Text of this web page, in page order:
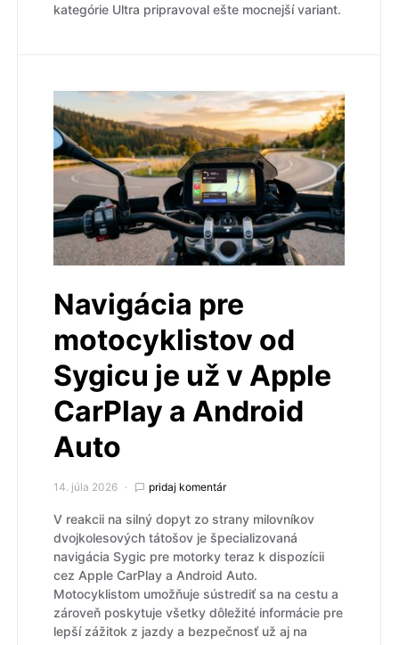
kategórie Ultra pripravoval ešte mocnejší variant.
Navigácia pre
motocyklistov od
Sygicu je už v Apple
CarPlay a Android
Auto
14. júla 2026 pridaj komentár
V reakcii na silný dopyt zo strany milovníkov
dvojkolesových tátošov je špecializovaná
navigácia Sygic pre motorky teraz k dispozícii
cez Apple CarPlay a Android Auto.
Motocyklistom umožňuje sústrediť sa na cestu a
zároveň poskytuje všetky dôležité informácie pre
lepší zážitok z jazdy a bezpečnosť už aj na